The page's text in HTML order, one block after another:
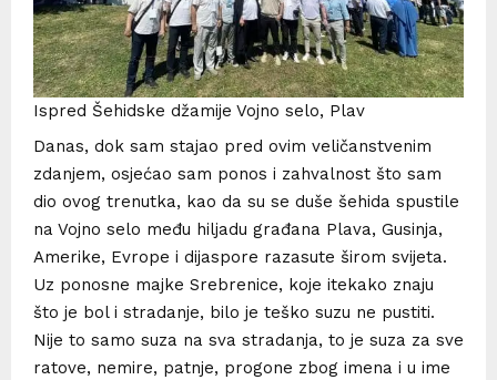
Ispred Šehidske džamije Vojno selo, Plav
Danas, dok sam stajao pred ovim veličanstvenim
zdanjem, osjećao sam ponos i zahvalnost što sam
dio ovog trenutka, kao da su se duše šehida spustile
na Vojno selo među hiljadu građana Plava, Gusinja,
Amerike, Evrope i dijaspore razasute širom svijeta.
Uz ponosne majke Srebrenice, koje itekako znaju
što je bol i stradanje, bilo je teško suzu ne pustiti.
Nije to samo suza na sva stradanja, to je suza za sve
ratove, nemire, patnje, progone zbog imena i u ime